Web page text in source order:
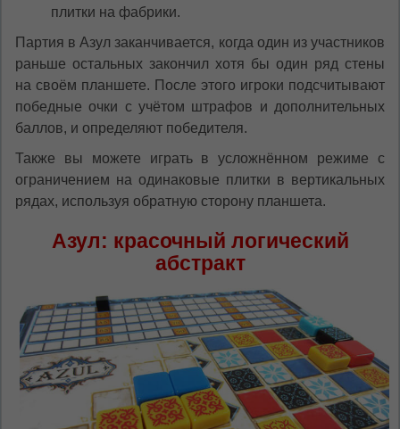
плитки на фабрики.
Партия в Азул заканчивается, когда один из участников
раньше остальных закончил хотя бы один ряд стены
на своём планшете. После этого игроки подсчитывают
победные очки с учётом штрафов и дополнительных
баллов, и определяют победителя.
Также вы можете играть в усложнённом режиме с
ограничением на одинаковые плитки в вертикальных
рядах, используя обратную сторону планшета.
Азул: красочный логический
абстракт